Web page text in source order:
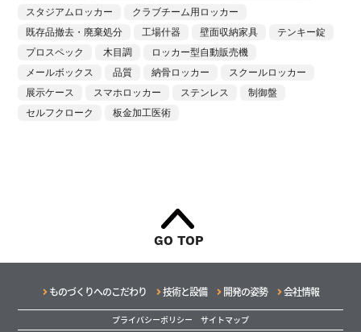
スタジアムロッカー
クラブチーム用ロッカー
既存品撤去・廃棄処分
工場什器 壁面収納家具
テンキー錠
プロスペック
木目調
ロッカー型自動販売機
メールボックス
品質 納骨ロッカー
スクールロッカー
展示ケース
スマホロッカー ステンレス
制御盤
セルフクローク
板金加工医術
GO TOP
ものづくりへのこだわり 技術と設備 開発の姿勢 会社情報
プライバシーポリシー サイトマップ